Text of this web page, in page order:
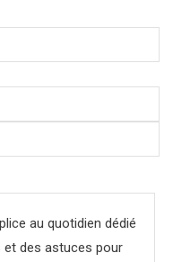
au quotidien dédié
des astuces pour